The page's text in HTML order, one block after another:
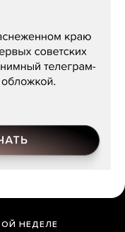
НЕДЕЛЕ